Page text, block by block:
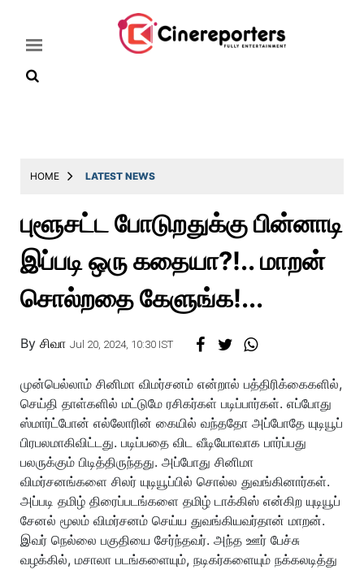
Latest
Throwback
Television
Reviews
Story
HOME LATEST NEWS
புளூசட்ட போடுறதுக்கு பின்னாடி
இப்படி ஒரு கதையா?!.. மாறன்
சொல்றதை கேளுங்க!...
By சிவா Jul 20, 2024, 10:30 IST
முன்பெல்லாம் சினிமா விமர்சனம் என்றால் பத்திரிக்கைகளில்,
செய்தி தாள்களில் மட்டுமே ரசிகர்கள் படிப்பார்கள். எப்போது
ஸ்மார்ட்போன் எல்லோரின் கையில் வந்ததோ அப்போதே யுடியூப்
பிரபலமாகிவிட்டது. படிப்பதை விட வீடியோவாக பார்ப்பது
பலருக்கும் பிடித்திருந்தது. அப்போது சினிமா
விமர்சனங்களை சிலர் யுடியூப்பில் சொல்ல துவங்கினார்கள்.
அப்படி தமிழ் திரைப்படங்களை தமிழ் டாக்கிஸ் என்கிற யுடியூப்
சேனல் மூலம் விமர்சனம் செய்ய துவங்கியவர்தான் மாறன்.
இவர் நெல்லை பகுதியை சேர்ந்தவர். அந்த ஊர் பேச்சு
வழக்கில், மசாலா படங்களையும், நடிகர்களையும் நக்கலடித்து